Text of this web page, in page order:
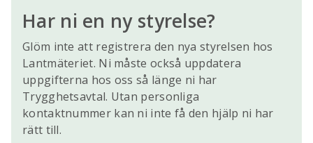
Har ni en ny styrelse?
Glöm inte att registrera den nya styrelsen hos
Lantmäteriet. Ni måste också uppdatera
uppgifterna hos oss så länge ni har
Trygghetsavtal. Utan personliga
kontaktnummer kan ni inte få den hjälp ni har
rätt till.